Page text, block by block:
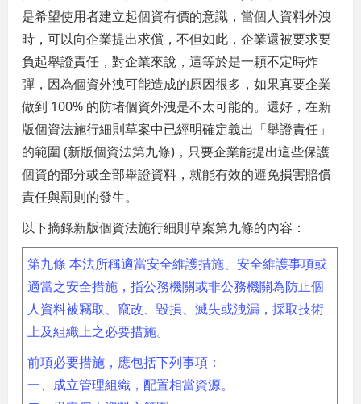
是希望使用者建立起個資有價的意識，當個人資料外洩
時，可以向企業提出求償，不但如此，企業還被要求要
負起舉證責任，對企業來說，這等於是一顆不定時炸
彈，因為個資外洩可能造成的原因很多，如果真要企業
做到 100% 的防堵個資外洩是不太可能的。還好，在新
版個資法施行細則草案中已經明確定義出「舉證責任」
的範圍 (新版個資法第九條)，只要企業能提出這些保護
個資的部分或全部舉證資料，就能有效的避免損害賠償
責任與罰則的發生。
以下摘錄新版個資法施行細則草案第九條的內容：
第九條 本法所稱適當安全維護措施、安全維護事項或
適當之安全措施，指公務機關或非公務機關為防止個
人資料被竊取、竄改、毀損、滅失或洩漏，採取技術
上及組織上之必要措施。
前項必要措施，應包括下列事項：
一、成立管理組織，配置相當資源。